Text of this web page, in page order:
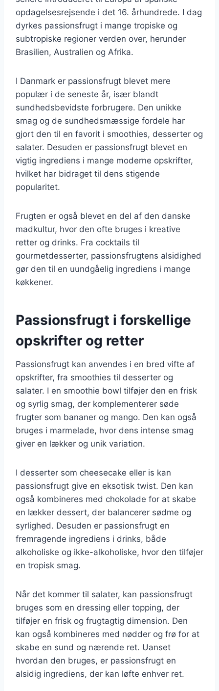
opdagelsesrejsende i det 16. århundrede. I dag
dyrkes passionsfrugt i mange tropiske og
subtropiske regioner verden over, herunder
Brasilien, Australien og Afrika.
I Danmark er passionsfrugt blevet mere
populær i de seneste år, især blandt
sundhedsbevidste forbrugere. Den unikke
smag og de sundhedsmæssige fordele har
gjort den til en favorit i smoothies, desserter og
salater. Desuden er passionsfrugt blevet en
vigtig ingrediens i mange moderne opskrifter,
hvilket har bidraget til dens stigende
popularitet.
Frugten er også blevet en del af den danske
madkultur, hvor den ofte bruges i kreative
retter og drinks. Fra cocktails til
gourmetdesserter, passionsfrugtens alsidighed
gør den til en uundgåelig ingrediens i mange
køkkener.
Passionsfrugt i forskellige
opskrifter og retter
Passionsfrugt kan anvendes i en bred vifte af
opskrifter, fra smoothies til desserter og
salater. I en smoothie bowl tilføjer den en frisk
og syrlig smag, der komplementerer søde
frugter som bananer og mango. Den kan også
bruges i marmelade, hvor dens intense smag
giver en lækker og unik variation.
I desserter som cheesecake eller is kan
passionsfrugt give en eksotisk twist. Den kan
også kombineres med chokolade for at skabe
en lækker dessert, der balancerer sødme og
syrlighed. Desuden er passionsfrugt en
fremragende ingrediens i drinks, både
alkoholiske og ikke-alkoholiske, hvor den tilføjer
en tropisk smag.
Når det kommer til salater, kan passionsfrugt
bruges som en dressing eller topping, der
tilføjer en frisk og frugtagtig dimension. Den
kan også kombineres med nødder og frø for at
skabe en sund og nærende ret. Uanset
hvordan den bruges, er passionsfrugt en
alsidig ingrediens, der kan løfte enhver ret.